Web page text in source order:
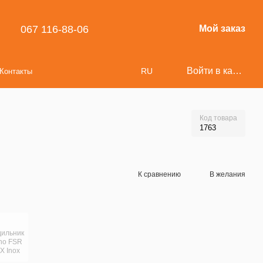
067 116-88-06 Мой заказ
Контакты RU Войти в кабинет
Код товара
1763
К сравнению В желания